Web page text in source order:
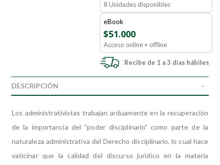
8 Unidades disponibles
eBook
$51.000
Acceso online + offline
Recibe de 1 a 3 días hábiles
DESCRIPCIÓN
Los administrativistas trabajan arduamente en la recuperación
de la importancia del "poder disciplinario" como parte de la
naturaleza administrativa del Derecho disciplinario, lo cual hace
vaticinar que la calidad del discurso jurídico en la materia